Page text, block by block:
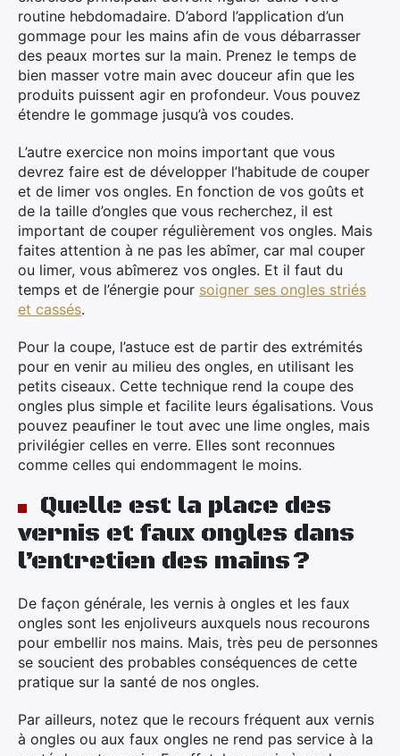
routine hebdomadaire. D’abord l’application d’un
gommage pour les mains afin de vous débarrasser
des peaux mortes sur la main. Prenez le temps de
bien masser votre main avec douceur afin que les
produits puissent agir en profondeur. Vous pouvez
étendre le gommage jusqu’à vos coudes.
L’autre exercice non moins important que vous
devrez faire est de développer l’habitude de couper
et de limer vos ongles. En fonction de vos goûts et
de la taille d’ongles que vous recherchez, il est
important de couper régulièrement vos ongles. Mais
faites attention à ne pas les abîmer, car mal couper
ou limer, vous abîmerez vos ongles. Et il faut du
temps et de l’énergie pour soigner ses ongles striés
et cassés.
Pour la coupe, l’astuce est de partir des extrémités
pour en venir au milieu des ongles, en utilisant les
petits ciseaux. Cette technique rend la coupe des
ongles plus simple et facilite leurs égalisations. Vous
pouvez peaufiner le tout avec une lime ongles, mais
privilégier celles en verre. Elles sont reconnues
comme celles qui endommagent le moins.
Quelle est la place des
vernis et faux ongles dans
l’entretien des mains ?
De façon générale, les vernis à ongles et les faux
ongles sont les enjoliveurs auxquels nous recourons
pour embellir nos mains. Mais, très peu de personnes
se soucient des probables conséquences de cette
pratique sur la santé de nos ongles.
Par ailleurs, notez que le recours fréquent aux vernis
à ongles ou aux faux ongles ne rend pas service à la
×
Rechercher